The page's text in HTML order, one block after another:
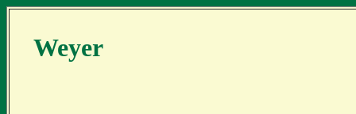
Weyer